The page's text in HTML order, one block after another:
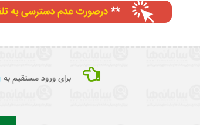
برای ورود مستقیم به